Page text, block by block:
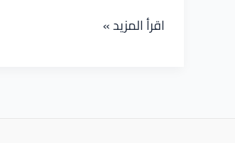
كيف
اقرأ المزيد »